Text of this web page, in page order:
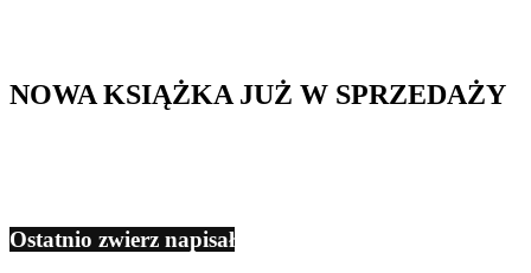
NOWA KSIĄŻKA JUŻ W SPRZEDAŻY
Ostatnio zwierz napisał